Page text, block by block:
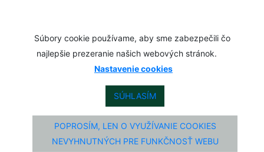
Súbory cookie používame, aby sme zabezpečili čo
najlepšie prezeranie našich webových stránok.
Nastavenie cookies
SÚHLASÍM
POPROSÍM, LEN O VYUŽÍVANIE COOKIES
NEVYHNUTNÝCH PRE FUNKČNOSŤ WEBU